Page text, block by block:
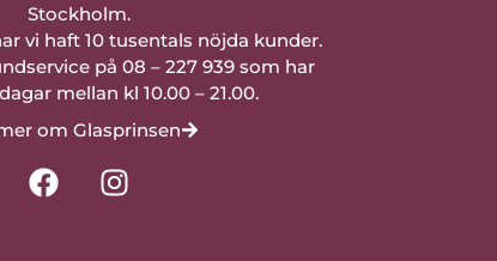
Stockholm.
vi haft 10 tusentals nöjda kunder.
på 08 – 227 939 som har
mellan kl 10.00 – 21.00.
om Glasprinsen
F
a
I
n